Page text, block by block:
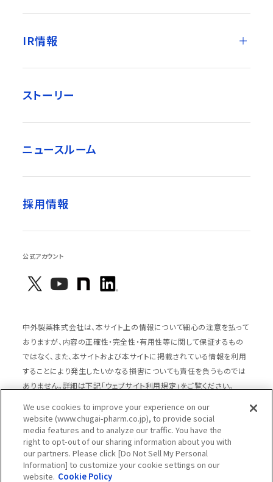
IR情報
ストーリー
ニュースルーム
採用情報
公式アカウント
中外製薬株式会社は、本サイト上の情報について細心の注意を払って
おりますが、内容の正確性・完全性・有用性等に関して保証するもの
ではなく、また、本サイトおよび本サイトに掲載されている情報を利用
することにより発生したいかなる損害についても責任を負うものでは
ありません。詳細は下記「ウェブサイト利用規定」をご覧ください。
サイトマップ
ウェブサイト利用規定
個人情報の取扱いのご案内
ソーシャルメディアポリシー
推奨閲覧環境
ウェブアクセシビリティ対応
We use cookies to improve your experience on our
website (www.chugai-pharm.co.jp), to provide social
media features and to analyze our traffic. You have the
right to opt-out of our sharing information about you with
our partners. Please click [Do Not Sell My Personal
Information] to customize your cookie settings on our
website. Cookie Policy